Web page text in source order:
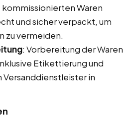
kommissionierten Waren
und sicher verpackt, um
zu vermeiden.
: Vorbereitung der Waren
Etikettierung und
Versanddienstleister in